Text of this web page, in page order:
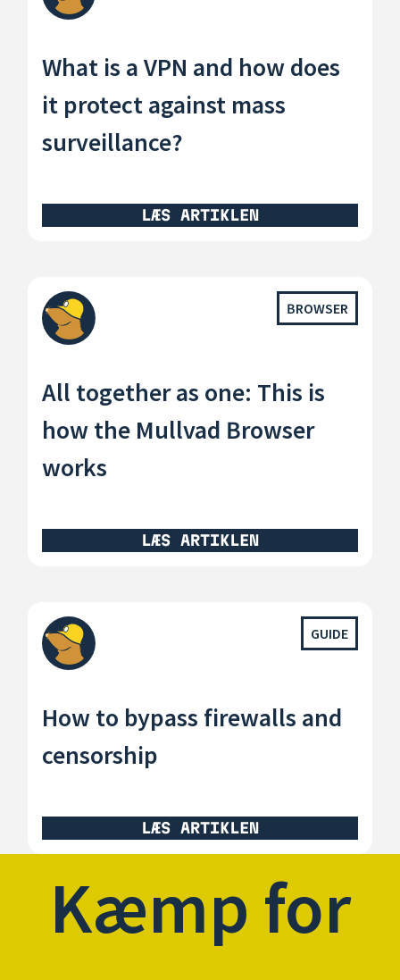
What is a VPN and how does
it protect against mass
surveillance?
LÆS ARTIKLEN
BROWSER
All together as one: This is
how the Mullvad Browser
works
LÆS ARTIKLEN
GUIDE
How to bypass firewalls and
censorship
LÆS ARTIKLEN
Kæmp for